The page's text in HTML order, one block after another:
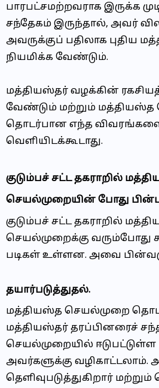
பாரபட்சமற்றவராக இருக்க
சந்தேகம் இருந்தால், அவர்
அவருக்குப் பதிலாக புதிய
நியமிக்க வேண்டும்.
மத்தியஸ்தர் வழக்கின்
வேண்டும் மற்றும் மத்தியஸ்த
தொடர்பான எந்த
வெளியிடக்கூடாது.
குடும்பச் சட்ட தகராறில்
செயல்முறையின் போது
குடும்பச் சட்ட தகராறில்
செயல்முறைக்கு வரும்போது
படிகள் உள்ளன. அவை
தயார்படுத்துதல்.
மத்தியஸ்த செயல்முறை
மத்தியஸ்தர் தரப்பினரைச்
செயல்முறையில் ஈடுபட்டுள்ள
அவர்களுக்கு
தெளிவுபடுத்துகிறார்